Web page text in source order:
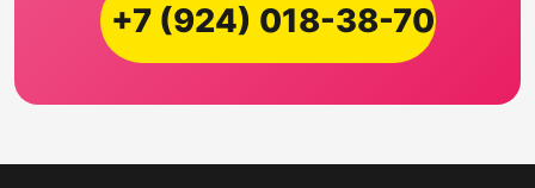
+7 (924) 018-38-70